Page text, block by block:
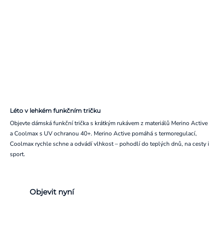
Léto v lehkém funkčním tričku
Objevte dámská funkční trička s krátkým rukávem z materiálů Merino Active
a Coolmax s UV ochranou 40+. Merino Active pomáhá s termoregulací,
Coolmax rychle schne a odvádí vlhkost – pohodlí do teplých dnů, na cesty i
sport.
Objevit nyní